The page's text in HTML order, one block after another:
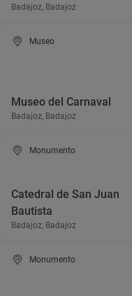
Badajoz, Badajoz
Museo
Museo del Carnaval
Badajoz, Badajoz
Monumento
Catedral de San Juan
Bautista
Badajoz, Badajoz
Monumento